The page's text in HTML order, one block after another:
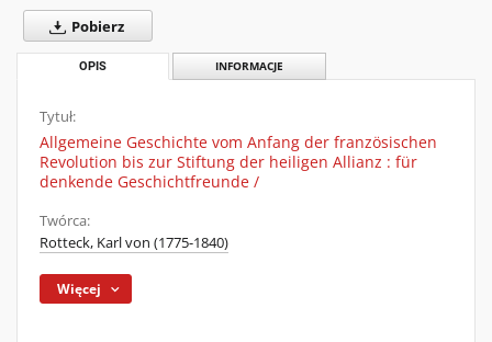
Pobierz
OPIS INFORMACJE
Tytuł:
Allgemeine Geschichte vom Anfang der französischen
Revolution bis zur Stiftung der heiligen Allianz : für
denkende Geschichtfreunde /
Twórca:
Rotteck, Karl von (1775-1840)
Więcej